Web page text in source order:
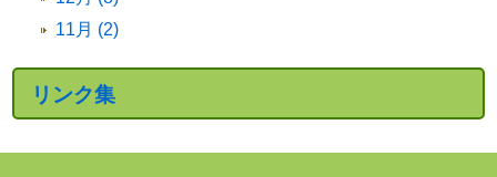
11月 (2)
リンク集